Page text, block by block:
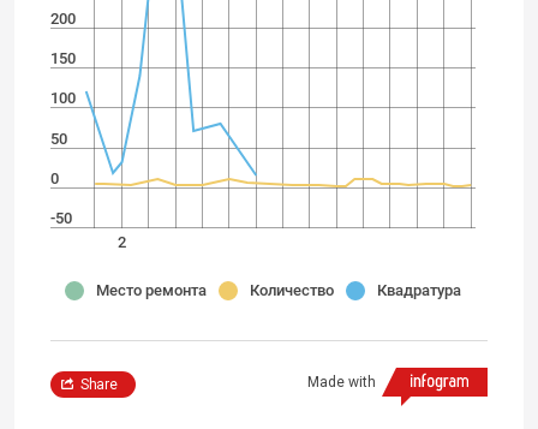
-50
0
50
100
150
200
2
Место ремонта Количество Квадратура
Made with
Share